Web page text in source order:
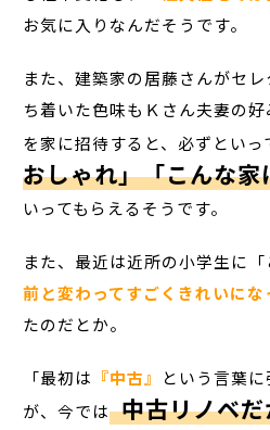
お気に入りなんだそうです。
また、建築家の居藤さんがセ
ち着いた色味もＫさん夫妻の
を家に招待すると、必ずとい
おしゃれ」「こんな
いってもらえるそうです。
また、最近は近所の小学生に
前と変わってすごくきれいにな
たのだとか。
「最初は 『中古』
という言葉
が、今では 中古リノベ